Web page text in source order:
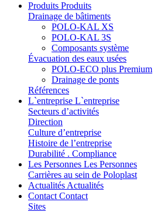
Produits Produits
Drainage de bâtiments
POLO-KAL XS
POLO-KAL 3S
Composants système
Évacuation des eaux usées
POLO-ECO plus Premium
Drainage de ponts
Références
L`entreprise L`entreprise
Secteurs d’activités
Direction
Culture d’entreprise
Histoire de l’entreprise
Durabilité . Compliance
Les Personnes Les Personnes
Carrières au sein de Poloplast
Actualités Actualités
Contact Contact
Sites